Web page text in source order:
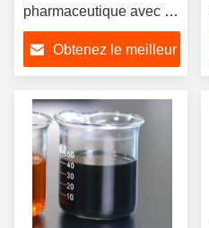
pharmaceutique avec la
poudre d'enzyme
industrielle PH 5.5-11.5
Obtenez le meilleur